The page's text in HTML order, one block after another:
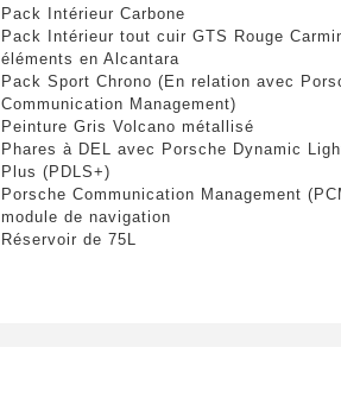
Envoyer
Pack Intérieur Carbone
Pack Intérieur tout cuir GTS Rouge
éléments en Alcantara
Pack Sport Chrono (En relation avec
Communication Management)
Peinture Gris Volcano métallisé
Phares à DEL avec Porsche Dynamic
Plus (PDLS+)
Porsche Communication Management
module de navigation
Réservoir de 75L